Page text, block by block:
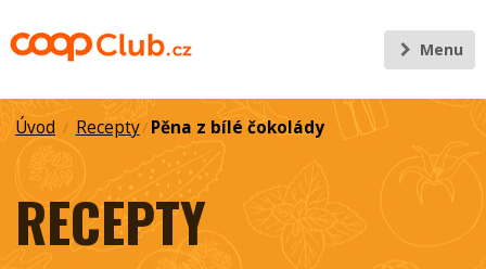
Menu
Úvod / Recepty/ Pěna z bílé čokolády
RECEPTY